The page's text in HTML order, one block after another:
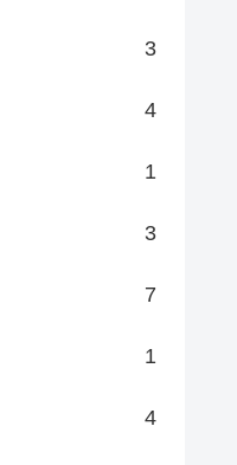
3
4
1
3
7
1
4